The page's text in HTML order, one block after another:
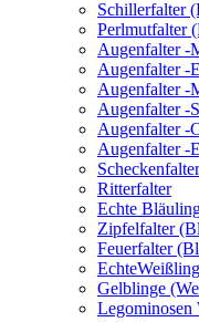
Schillerfalter
Perlmutfalter
Augenfalter -
Augenfalter -
Augenfalter -
Augenfalter -
Augenfalter -
Augenfalter -
Ritterfalter
Echte
Zipfelfalter
Feuerfalter
Gelblinge
Legominosen